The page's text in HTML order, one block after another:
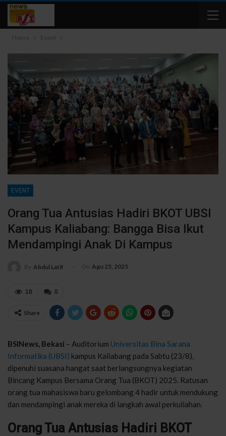
Home Event
EVENT
Orang Tua Antusias Hadiri BKOT UBSI
Kampus Kaliabang: Bangga Bisa Ikut
Mendampingi Anak Di Kampus
By Abdul Latif On Agu 25, 2025
0
18
Share
BSINews, Bekasi – Auditorium Universitas Bina Sarana
Informatika (UBSI) kampus Kaliabang pada Sabtu (23/8),
dipenuhi suasana hangat saat berlangsungnya kegiatan
Bincang Kampus Bersama Orang Tua (BKOT) 2025. Ratusan
orang tua mahasiswa baru gelombang 4 hadir untuk mendukung
dan mendampingi anak mereka di langkah awal perkuliahan.
OrangTua Antusias Hadiri BKOT